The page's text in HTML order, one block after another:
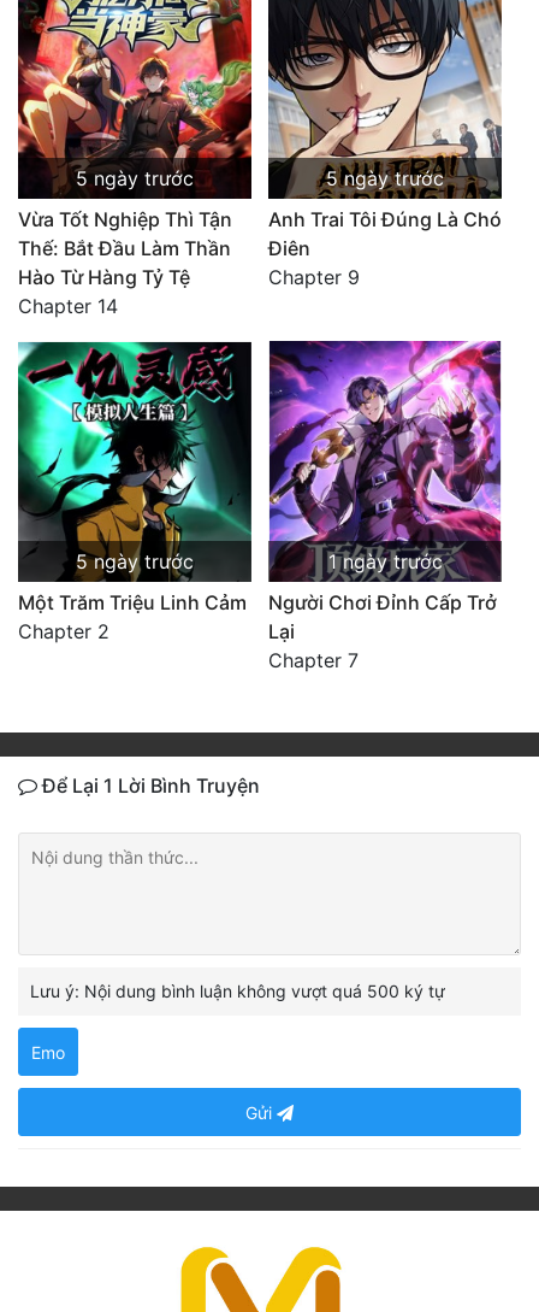
5 ngày trước
Vừa Tốt Nghiệp Thì Tận
Thế: Bắt Đầu Làm Thần
Hào Từ Hàng Tỷ Tệ
Chapter 14
5 ngày trước
Anh Trai Tôi Đúng Là Chó
Điên
Chapter 9
5 ngày trước
Một Trăm Triệu Linh Cảm
Chapter 2
1 ngày trước
Người Chơi Đỉnh Cấp Trở
Lại
Chapter 7
Để Lại 1 Lời Bình Truyện
Lưu ý: Nội dung bình luận không vượt quá 500 ký tự
Emo
Gửi